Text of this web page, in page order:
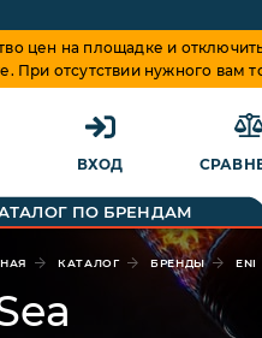
цен на площадке и
При отсутствии нужного
ВХОД
ПО БРЕНДАМ
КАТАЛОГ БРЕНДЫ ENI